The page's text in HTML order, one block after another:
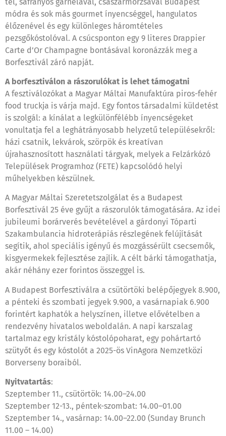
módra és sok más gourmet ínyencséggel, hangulatos
élőzenével és egy különleges háromtételes
pezsgőkóstolóval. A csúcsponton egy 9 literes Drappier
Carte d’Or Champagne bontásával koronázzák meg a
Borfesztivál záró napját.
A borfesztiválon a rászorulókat is lehet támogatni
A fesztiválozókat a Magyar Máltai Manufaktúra piros-fehér
food truckja is várja majd. Egy fontos társadalmi küldetést
is szolgál: a kínálat a legkülönfélébb ínyencségeket
vonultatja fel a leghátrányosabb helyzetű településekről:
házi csatnik, lekvárok, szörpök és kreatívan
újrahasznosított használati tárgyak, melyek a Felzárkózó
Települések Programhoz (FETE) kapcsolódó helyi
műhelyekben készülnek.
A Magyar Máltai Szeretetszolgálat és a Budapest
Borfesztivál 25 éve gyűjt a rászorulók támogatására. Az idei
jubileumi borárverés bevételével a gárdonyi Tóparti
Szakambulancia hidroterápiás részlegének felújítását
segítik, ahol speciális igényű és mozgássérült csecsemők,
kisgyermekek fejlesztése zajlik. A célt bárki támogathatja,
akár néhány ezer forintos összeggel is.
A Budapest Borfesztiválra a csütörtöki belépőjegyek 8.900,
a pénteki és szombati jegyek 9.900, a vasárnapiak 6.900
forintért kaphatók a helyszínen, illetve elővételben a
rendezvény hivatalos weboldalán. A napi karszalag
tartalmaz egy kristály kóstolópoharat, egy pohártartó
szütyőt és egy kóstolót a 2025-ös VinAgora Nemzetközi
Borverseny boraiból.
Nyitvatartás:
Szeptember 11., csütörtök: 14.00–24.00
Szeptember 12-13., péntek-szombat: 14.00–01.00
Szeptember 14., vasárnap: 14.00–22.00 (Sunday Brunch
11.00 – 14.00)